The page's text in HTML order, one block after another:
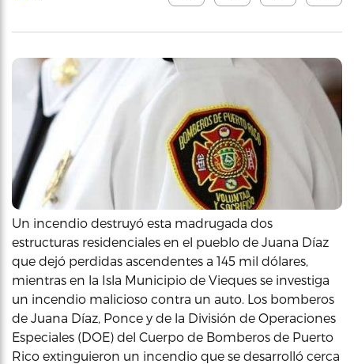
Un incendio destruyó esta madrugada dos
estructuras residenciales en el pueblo de Juana Díaz
que dejó perdidas ascendentes a 145 mil dólares,
mientras en la Isla Municipio de Vieques se investiga
un incendio malicioso contra un auto. Los bomberos
de Juana Díaz, Ponce y de la División de Operaciones
Especiales (DOE) del Cuerpo de Bomberos de Puerto
Rico extinguieron un incendio que se desarrolló cerca